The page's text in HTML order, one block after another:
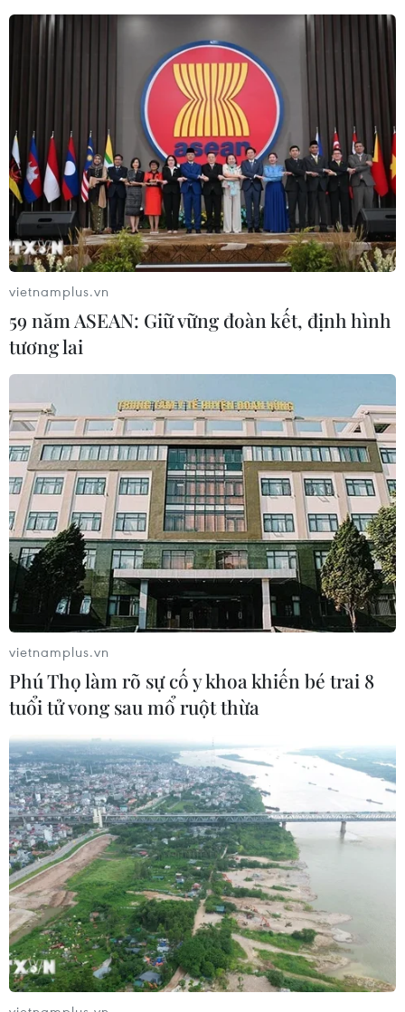
Indonesia có thể đóng cửa biên giới để
ngăn chặn phiến quân
Indonesia có thể đóng cửa các biên giới để ngăn chặn
các tay súng từ tổ chức phiến quân IS ở Iraq và Syria
hiện đang ẩn náu tại miền Nam Philippines thâm nhập
Philippines: Phiến quân đã lên kế hoạch
tấn công quy mô lớn hơn
07/06/2017 06:32
Ngày 7/6, quân đội Philippines cho biết các binh sỹ của
nước này đã phá vỡ một kế hoạch tấn công có quy mô
lớn của các tay súng phiến quân Hồi giáo hiện ẩn náu
tại thành phố Marawi.
vietnamplus.vn
59 năm ASEAN: Giữ vững đoàn kết, định hình
tương lai
vietnamplus.vn
Phú Thọ làm rõ sự cố y khoa khiến bé trai 8
tuổi tử vong sau mổ ruột thừa